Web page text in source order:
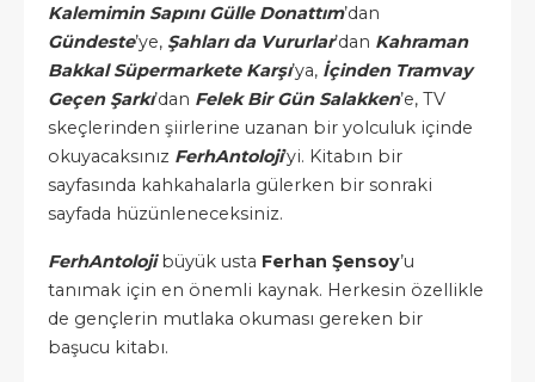
Kalemimin Sapını Gülle Donattım’dan
Gündeste’ye, Şahları da Vururlar’dan Kahraman
Bakkal Süpermarkete Karşı’ya, İçinden Tramvay
Geçen Şarkı’dan Felek Bir Gün Salakken’e, TV
skeçlerinden şiirlerine uzanan bir yolculuk içinde
okuyacaksınız FerhAntoloji’yi. Kitabın bir
sayfasında kahkahalarla gülerken bir sonraki
sayfada hüzünleneceksiniz.
FerhAntolojibüyük usta Ferhan Şensoy’u
tanımak için en önemli kaynak. Herkesin özellikle
de gençlerin mutlaka okuması gereken bir
başucu kitabı.